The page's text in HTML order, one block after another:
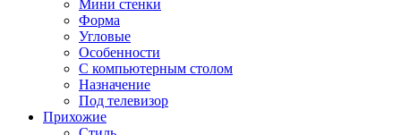
Мини стенки
Форма
Угловые
Особенности
С компьютерным столом
Назначение
Под телевизор
Прихожие